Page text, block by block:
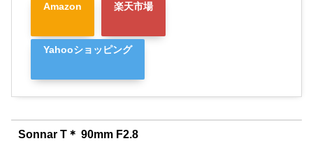
Amazon 楽天市場
Yahooショッピング
Sonnar T＊ 90mm F2.8